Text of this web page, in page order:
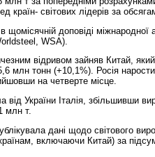
країн- світових лідерів за
щомісячній доповіді міжнародної
WSA).
відривом зайняв Китай,
млн тонн (+10,1%). Росія
на четверте місце.
від України Італія, збільшивши
млн т.
дані щодо світового
країнам, включаючи Китай) за